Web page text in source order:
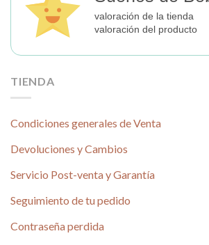
valoración de la tienda
valoración del producto
TIENDA
Condiciones generales de Venta
Devoluciones y Cambios
Servicio Post-venta y Garantía
Seguimiento de tu pedido
Contraseña perdida